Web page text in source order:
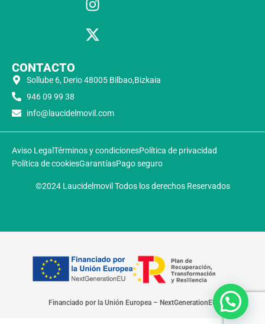
CONTACTO
Sollube 6, Derio 48005 Bilbao,Bizkaia
946 09 99 38
info@laucidelmovil.com
Aviso LegalTérminos y condicionesPolítica de privacidad
Política de cookiesGarantíasPago seguro
©2024 Laucidelmovil Todos los derechos Reservados
Financiado por la Unión Europea – NextGenerationEU​